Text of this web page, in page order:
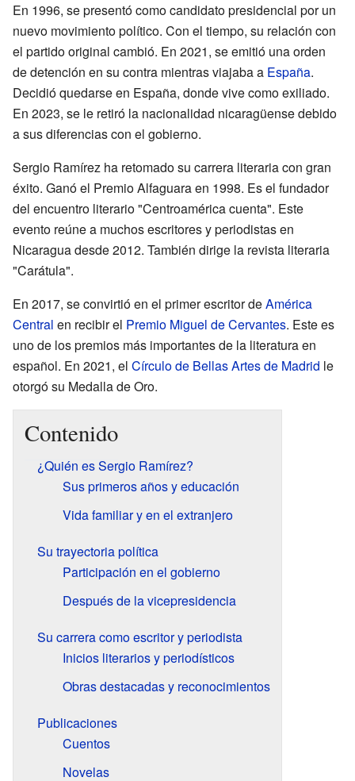
En 1996, se presentó como candidato presidencial por un
nuevo movimiento político. Con el tiempo, su relación con
el partido original cambió. En 2021, se emitió una orden
de detención en su contra mientras viajaba a España.
Decidió quedarse en España, donde vive como exiliado.
En 2023, se le retiró la nacionalidad nicaragüense debido
a sus diferencias con el gobierno.
Sergio Ramírez ha retomado su carrera literaria con gran
éxito. Ganó el Premio Alfaguara en 1998. Es el fundador
del encuentro literario "Centroamérica cuenta". Este
evento reúne a muchos escritores y periodistas en
Nicaragua desde 2012. También dirige la revista literaria
"Carátula".
En 2017, se convirtió en el primer escritor deAmérica
Central en recibir el Premio Miguel de Cervantes. Este es
uno de los premios más importantes de la literatura en
español. En 2021, el Círculo de Bellas Artes de Madrid le
otorgó su Medalla de Oro.
Contenido
¿Quién es Sergio Ramírez?
Sus primeros años y educación
Vida familiar y en el extranjero
Su trayectoria política
Participación en el gobierno
Después de la vicepresidencia
Su carrera como escritor y periodista
Inicios literarios y periodísticos
Obras destacadas y reconocimientos
Publicaciones
Cuentos
Novelas